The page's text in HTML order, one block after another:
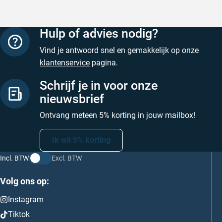
Hulp of advies nodig?
Vind je antwoord snel en gemakkelijk op onze
klantenservice pagina.
Schrijf je in voor onze
nieuwsbrief
Ontvang meteen 5% korting in jouw mailbox!
Ik wil 5% korting
Incl. BTW Excl. BTW
Volg ons op:
Instagram
Tiktok